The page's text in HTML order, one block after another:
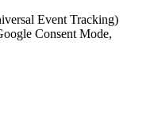
Event Tracking)
Consent Mode,